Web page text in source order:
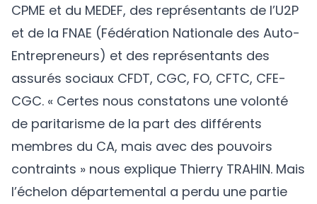
CPME et du MEDEF, des représentants de l’U2P
et de la FNAE (Fédération Nationale des Auto-
Entrepreneurs) et des représentants des
assurés sociaux CFDT, CGC, FO, CFTC, CFE-
CGC. « Certes nous constatons une volonté
de paritarisme de la part des différents
membres du CA, mais avec des pouvoirs
contraints » nous explique Thierry TRAHIN. Mais
l’échelon départemental a perdu une partie